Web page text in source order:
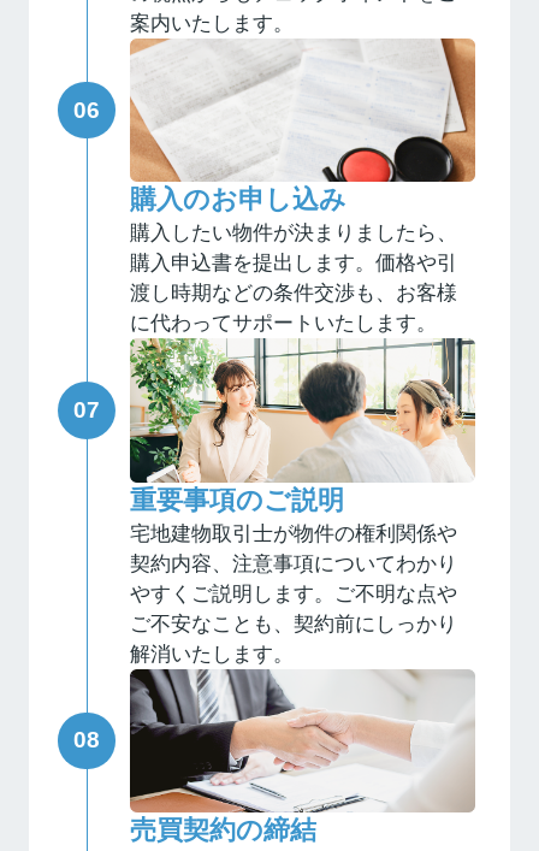
案内いたします。
購入のお申し込み
購入したい物件が決まりましたら、
購入申込書を提出します。価格や引
渡し時期などの条件交渉も、お客様
に代わってサポートいたします。
重要事項のご説明
宅地建物取引士が物件の権利関係や
契約内容、注意事項についてわかり
やすくご説明します。ご不明な点や
ご不安なことも、契約前にしっかり
解消いたします。
売買契約の締結